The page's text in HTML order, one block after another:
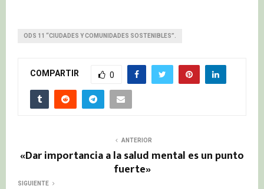
ODS 11 “CIUDADES Y COMUNIDADES SOSTENIBLES”.
COMPARTIR 0
ANTERIOR
«Dar importancia a la salud mental es un punto
fuerte»
SIGUIENTE